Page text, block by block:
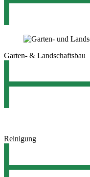
Garten- & Landschaftsbau
Reinigung